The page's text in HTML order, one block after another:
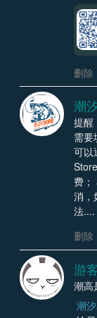
删除
潮
提醒
需要
可以
费；
消，
法....
删除
游
潮高
潮